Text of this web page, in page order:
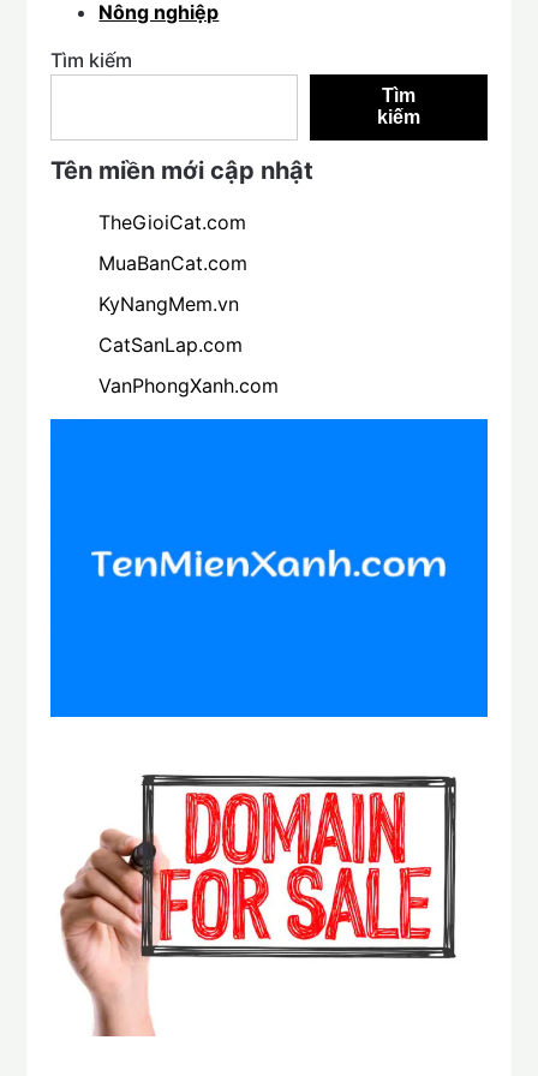
Nông nghiệp
Tìm kiếm
Tìm
kiếm
Tên miền mới cập nhật
TheGioiCat.com
MuaBanCat.com
KyNangMem.vn
CatSanLap.com
VanPhongXanh.com